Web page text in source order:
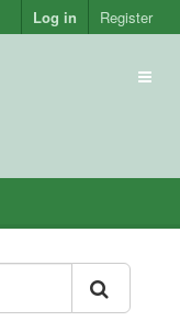
Log in Register